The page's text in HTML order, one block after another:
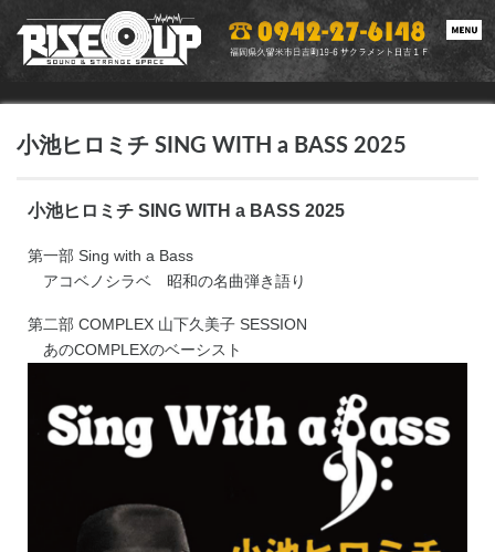
toggle
小池ヒロミチ SING WITH a BASS 2025
小池ヒロミチ SING WITH a BASS 2025
第一部 Sing with a Bass
アコベノシラベ 昭和の名曲弾き語り
第二部 COMPLEX 山下久美子 SESSION
あのCOMPLEXのベーシスト